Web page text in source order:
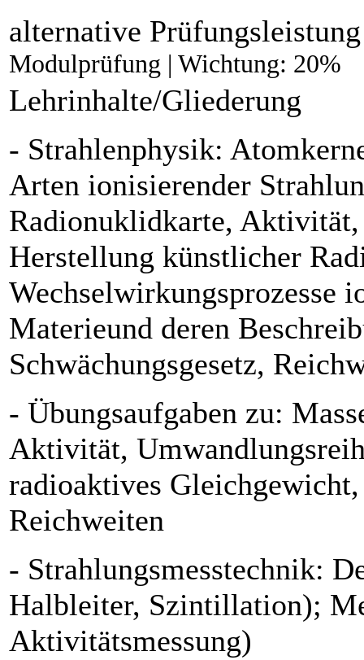
alternative
Modulprüfung | Wichtung: 20%
Lehrinhalte/Gliederung
- Strahlenphysik:
Arten ionisierender
Radionuklidkarte, Aktivität,
Herstellung künstlicher
Wechselwirkungsprozesse
Materieund deren
Schwächungsgesetz,
- Übungsaufgaben zu:
Aktivität,
radioaktives
Reichweiten
- Strahlungsmesstechnik:
Halbleiter, Szintillation);
Aktivitätsmessung)